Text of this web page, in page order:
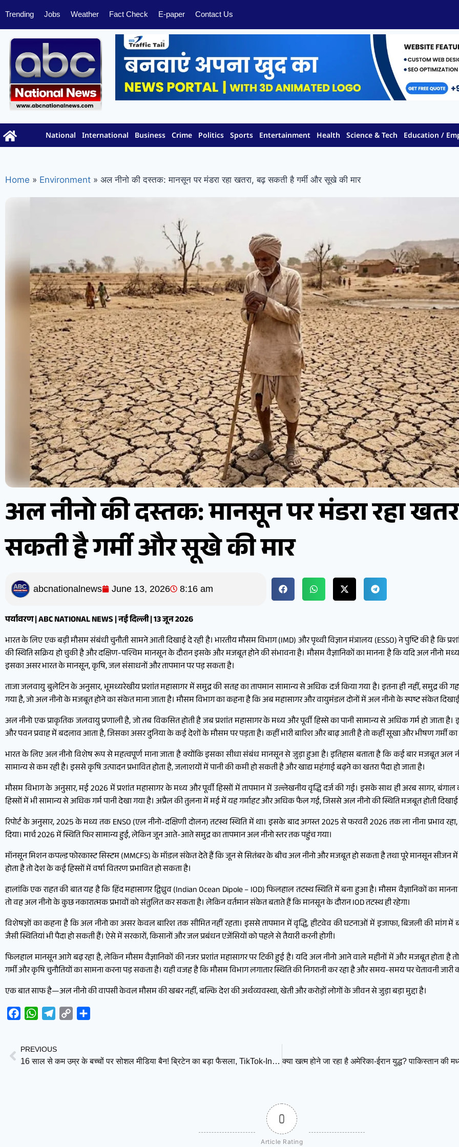
Trending Jobs Weather Fact Check E-paper Contact Us
National International Business Crime Politics Sports Entertainment Health Science & Tech Education /
Home » Environment » अल नीनो की दस्तक: मानसून पर मंडरा रहा खतरा, बढ़ सकती है गर्मी और सूखे की मार
अल नीनो की दस्तक: मानसून पर मंडरा रहा
सकती है गर्मी और सूखे की मार
abcnationalnews June 13, 2026 8:16 am
पर्यावरण | ABC NATIONAL NEWS | नई दिल्ली | 13 जून 2026
भारत के लिए एक बड़ी मौसम संबंधी चुनौती सामने आती दिखाई दे रही है। भारतीय मौसम विभाग (IMD) और पृथ्वी विज्ञान मंत्रालय (ESSO) ने पुष्टि की है कि
की स्थिति सक्रिय हो चुकी है और दक्षिण-पश्चिम मानसून के दौरान इसके और मजबूत होने की संभावना है। मौसम वैज्ञानिकों का मानना है कि यदि अल नीनो
इसका असर भारत के मानसून, कृषि, जल संसाधनों और तापमान पर पड़ सकता है।
ताजा जलवायु बुलेटिन के अनुसार, भूमध्यरेखीय प्रशांत महासागर में समुद्र की सतह का तापमान सामान्य से अधिक दर्ज किया गया है। इतना ही नहीं, समुद्र की
गया है, जो अल नीनो के मजबूत होने का संकेत माना जाता है। मौसम विभाग का कहना है कि अब महासागर और वायुमंडल दोनों में अल नीनो के स्पष्ट संकेत
अल नीनो एक प्राकृतिक जलवायु प्रणाली है, जो तब विकसित होती है जब प्रशांत महासागर के मध्य और पूर्वी हिस्से का पानी सामान्य से अधिक गर्म हो जाता
और पवन प्रवाह में बदलाव आता है, जिसका असर दुनिया के कई देशों के मौसम पर पड़ता है। कहीं भारी बारिश और बाढ़ आती है तो कहीं सूखा और भीषण गर्मी का
भारत के लिए अल नीनो विशेष रूप से महत्वपूर्ण माना जाता है क्योंकि इसका सीधा संबंध मानसून से जुड़ा हुआ है। इतिहास बताता है कि कई बार मजबूत अल
सामान्य से कम रही है। इससे कृषि उत्पादन प्रभावित होता है, जलाशयों में पानी की कमी हो सकती है और खाद्य महंगाई बढ़ने का खतरा पैदा हो जाता है।
मौसम विभाग के अनुसार, मई 2026 में प्रशांत महासागर के मध्य और पूर्वी हिस्सों में तापमान में उल्लेखनीय वृद्धि दर्ज की गई। इसके साथ ही अरब सागर,
हिस्सों में भी सामान्य से अधिक गर्म पानी देखा गया है। अप्रैल की तुलना में मई में यह गर्माहट और अधिक फैल गई, जिससे अल नीनो की स्थिति मजबूत होती दिखाई
रिपोर्ट के अनुसार, 2025 के मध्य तक ENSO (एल नीनो-दक्षिणी दोलन) तटस्थ स्थिति में था। इसके बाद अगस्त 2025 से फरवरी 2026 तक ला नीना प्रभाव रहा,
दिया। मार्च 2026 में स्थिति फिर सामान्य हुई, लेकिन जून आते-आते समुद्र का तापमान अल नीनो स्तर तक पहुंच गया।
मॉनसून मिशन कपल्ड फोरकास्ट सिस्टम (MMCFS) के मॉडल संकेत देते हैं कि जून से सितंबर के बीच अल नीनो और मजबूत हो सकता है तथा पूरे मानसून सीजन में
होता है तो देश के कई हिस्सों में वर्षा वितरण प्रभावित हो सकता है।
हालांकि एक राहत की बात यह है कि हिंद महासागर द्विध्रुव (Indian Ocean Dipole – IOD) फिलहाल तटस्थ स्थिति में बना हुआ है। मौसम वैज्ञानिकों का
तो वह अल नीनो के कुछ नकारात्मक प्रभावों को संतुलित कर सकता है। लेकिन वर्तमान संकेत बताते हैं कि मानसून के दौरान IOD तटस्थ ही रहेगा।
विशेषज्ञों का कहना है कि अल नीनो का असर केवल बारिश तक सीमित नहीं रहता। इससे तापमान में वृद्धि, हीटवेव की घटनाओं में इजाफा, बिजली की मांग में
जैसी स्थितियां भी पैदा हो सकती हैं। ऐसे में सरकारों, किसानों और जल प्रबंधन एजेंसियों को पहले से तैयारी करनी होगी।
फिलहाल मानसून आगे बढ़ रहा है, लेकिन मौसम वैज्ञानिकों की नजर प्रशांत महासागर पर टिकी हुई है। यदि अल नीनो आने वाले महीनों में और मजबूत होता है
गर्मी और कृषि चुनौतियों का सामना करना पड़ सकता है। यही वजह है कि मौसम विभाग लगातार स्थिति की निगरानी कर रहा है और समय-समय पर चेतावनी जारी
एक बात साफ है—अल नीनो की वापसी केवल मौसम की खबर नहीं, बल्कि देश की अर्थव्यवस्था, खेती और करोड़ों लोगों के जीवन से जुड़ा बड़ा मुद्दा है।
FacebookWhatsAppTelegram
Copy
PREVIOUS
16 साल से कम उम्र के बच्चों पर सोशल मीडिया बैन! ब्रिटेन का बड़ा फैसला, TikTok-Instagram पर लग सकती है रोक
0
Article Rating